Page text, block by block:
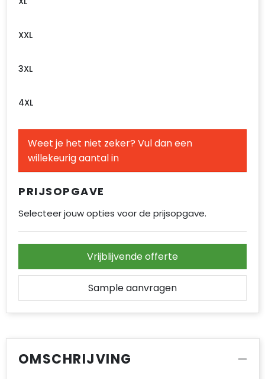
XXL
3XL
4XL
Weet je het niet zeker? Vul dan een
willekeurig aantal in
PRIJSOPGAVE
Selecteer jouw opties voor de prijsopgave.
Vrijblijvende offerte
Sample aanvragen
OMSCHRIJVING